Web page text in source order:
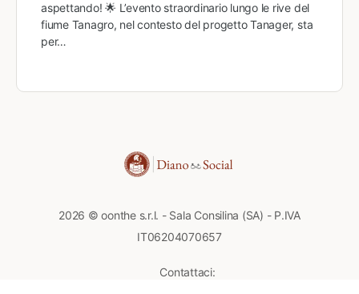
aspettando! 🌟 L’evento straordinario lungo le rive del
fiume Tanagro, nel contesto del progetto Tanager, sta
per…
2026 © oonthe s.r.l. - Sala Consilina (SA) - P.IVA
IT06204070657
Contattaci: